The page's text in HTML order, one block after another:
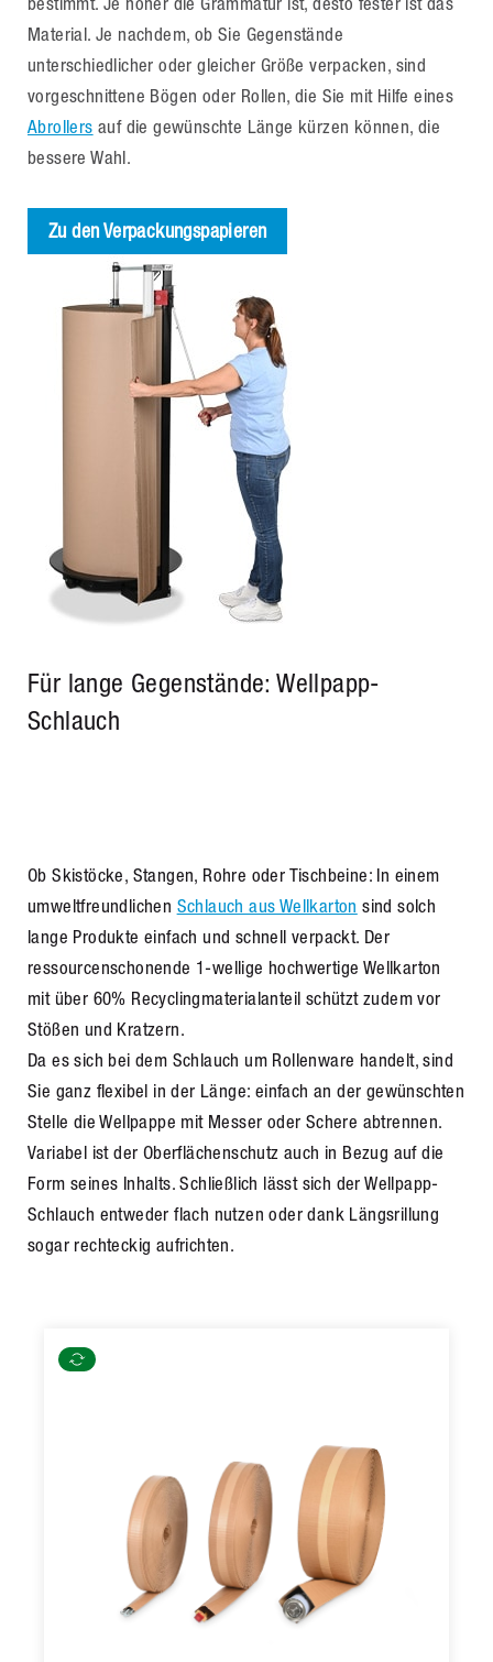
Material. Je nachdem, ob Sie Gegenstände
unterschiedlicher oder gleicher Größe verpacken, sind
vorgeschnittene Bögen oder Rollen, die Sie mit Hilfe eines
Abrollers auf die gewünschte Länge kürzen können, die
bessere Wahl.
Zu den Verpackungspapieren
Für lange Gegenstände: Wellpapp-
Schlauch
Ob Skistöcke, Stangen, Rohre oder Tischbeine: In einem
umweltfreundlichen Schlauch aus Wellkarton sind solch
lange Produkte einfach und schnell verpackt. Der
ressourcenschonende 1-wellige hochwertige Wellkarton
mit über 60% Recyclingmaterialanteil schützt zudem vor
Stößen und Kratzern.
Da es sich bei dem Schlauch um Rollenware handelt, sind
Sie ganz flexibel in der Länge: einfach an der gewünschten
Stelle die Wellpappe mit Messer oder Schere abtrennen.
Variabel ist der Oberflächenschutz auch in Bezug auf die
Form seines Inhalts. Schließlich lässt sich der Wellpapp-
Schlauch entweder flach nutzen oder dank Längsrillung
sogar rechteckig aufrichten.